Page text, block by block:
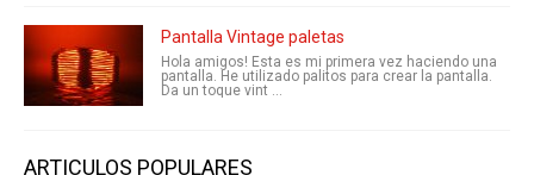
Pantalla Vintage paletas
Hola amigos! Esta es mi primera vez haciendo una
pantalla. He utilizado palitos para crear la pantalla.
Da un toque vint ...
ARTICULOS POPULARES